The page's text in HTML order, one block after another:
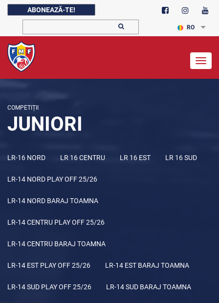
ABONEAZĂ-TE!
RO
COMPETIȚII
JUNIORI
LR-16 NORD LR 16 CENTRU LR 16 EST LR 16 SUD
LR-14 NORD PLAY OFF 25/26
LR-14 NORD BARAJ TOAMNA
LR-14 CENTRU PLAY OFF 25/26
LR-14 CENTRU BARAJ TOAMNA
LR-14 EST PLAY OFF 25/26 LR-14 EST BARAJ TOAMNA
LR-14 SUD PLAY OFF 25/26 LR-14 SUD BARAJ TOAMNA